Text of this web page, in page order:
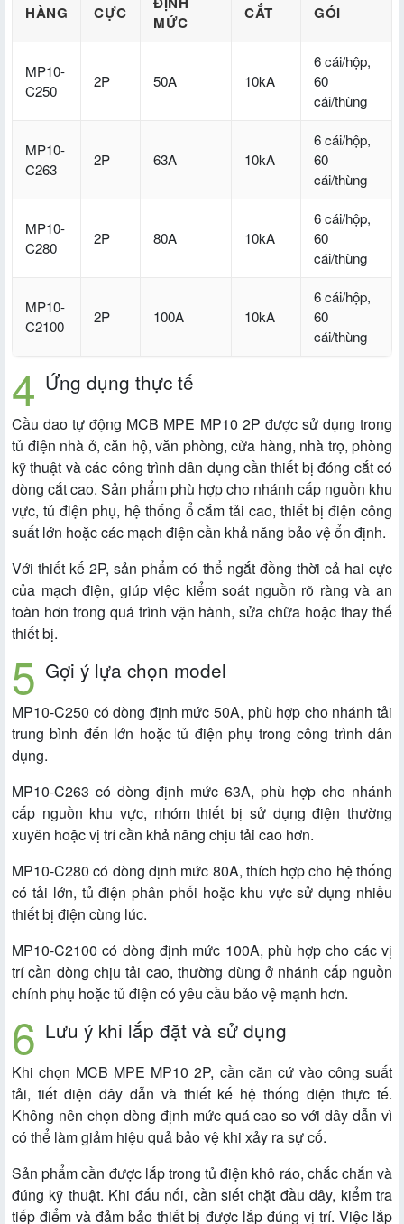
HÀNG
CỰC
MỨC
CẮT
GÓI
MP10-
C250
2P 50A 10kA
6 cái/hộp,
60
cái/thùng
MP10-
C263
2P 63A 10kA
6 cái/hộp,
60
cái/thùng
MP10-
C280
2P 80A 10kA
6 cái/hộp,
60
cái/thùng
MP10-
C2100
2P 100A 10kA
6 cái/hộp,
60
cái/thùng
Ứng dụng thực tế
Cầu dao tự động MCB MPE MP10 2P được sử dụng trong
tủ điện nhà ở, căn hộ, văn phòng, cửa hàng, nhà trọ, phòng
kỹ thuật và các công trình dân dụng cần thiết bị đóng cắt có
dòng cắt cao. Sản phẩm phù hợp cho nhánh cấp nguồn khu
vực, tủ điện phụ, hệ thống ổ cắm tải cao, thiết bị điện công
suất lớn hoặc các mạch điện cần khả năng bảo vệ ổn định.
Với thiết kế 2P, sản phẩm có thể ngắt đồng thời cả hai cực
của mạch điện, giúp việc kiểm soát nguồn rõ ràng và an
toàn hơn trong quá trình vận hành, sửa chữa hoặc thay thế
thiết bị.
Gợi ý lựa chọn model
MP10-C250 có dòng định mức 50A, phù hợp cho nhánh tải
trung bình đến lớn hoặc tủ điện phụ trong công trình dân
dụng.
MP10-C263 có dòng định mức 63A, phù hợp cho nhánh
cấp nguồn khu vực, nhóm thiết bị sử dụng điện thường
xuyên hoặc vị trí cần khả năng chịu tải cao hơn.
MP10-C280 có dòng định mức 80A, thích hợp cho hệ thống
có tải lớn, tủ điện phân phối hoặc khu vực sử dụng nhiều
thiết bị điện cùng lúc.
MP10-C2100 có dòng định mức 100A, phù hợp cho các vị
trí cần dòng chịu tải cao, thường dùng ở nhánh cấp nguồn
chính phụ hoặc tủ điện có yêu cầu bảo vệ mạnh hơn.
Lưu ý khi lắp đặt và sử dụng
Khi chọn MCB MPE MP10 2P, cần căn cứ vào công suất
tải, tiết diện dây dẫn và thiết kế hệ thống điện thực tế.
Không nên chọn dòng định mức quá cao so với dây dẫn vì
có thể làm giảm hiệu quả bảo vệ khi xảy ra sự cố.
Sản phẩm cần được lắp trong tủ điện khô ráo, chắc chắn và
đúng kỹ thuật. Khi đấu nối, cần siết chặt đầu dây, kiểm tra
tiếp điểm và đảm bảo thiết bị được lắp đúng vị trí. Việc lắp